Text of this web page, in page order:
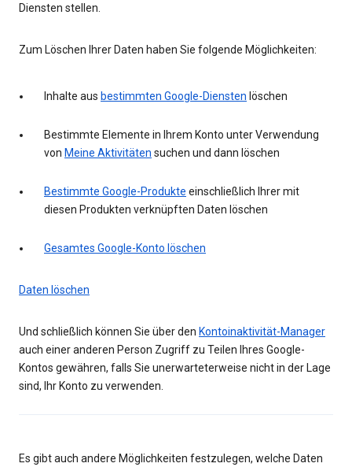
Diensten stellen.
Zum Löschen Ihrer Daten haben Sie folgende Möglichkeiten:
Inhalte aus bestimmten Google-Diensten löschen
Bestimmte Elemente in Ihrem Konto unter Verwendung
von Meine Aktivitäten suchen und dann löschen
Bestimmte Google-Produkte einschließlich Ihrer mit
diesen Produkten verknüpften Daten löschen
Gesamtes Google-Konto löschen
Daten löschen
Und schließlich können Sie über den Kontoinaktivität-Manager
auch einer anderen Person Zugriff zu Teilen Ihres Google-
Kontos gewähren, falls Sie unerwarteterweise nicht in der Lage
sind, Ihr Konto zu verwenden.
Es gibt auch andere Möglichkeiten festzulegen, welche Daten